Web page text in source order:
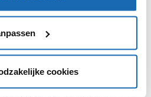
cookies
IN JOUW NETWERK